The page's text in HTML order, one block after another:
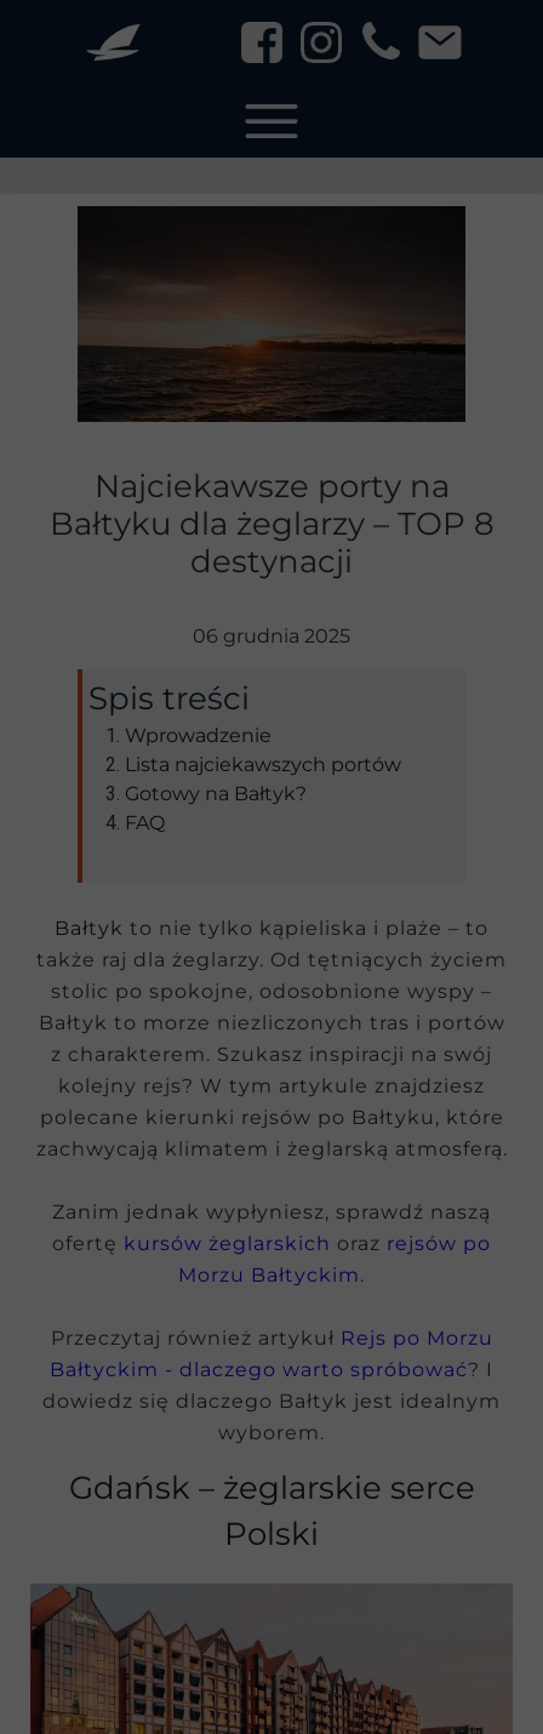
Bałtyk to nie tylko kąpieliska i plaże – to
także raj dla żeglarzy. Od tętniących życiem
stolic po spokojne, odosobnione wyspy –
Bałtyk to morze niezliczonych tras i portów
z charakterem. Szukasz inspiracji na swój
kolejny rejs? W tym artykule znajdziesz
polecane kierunki rejsów po Bałtyku, które
zachwycają klimatem i żeglarską atmosferą.
Zanim jednak wypłyniesz, sprawdź naszą
ofertę kursów żeglarskich oraz rejsów po
Morzu Bałtyckim.
Przeczytaj również artykuł Rejs po Morzu
Bałtyckim - dlaczego warto spróbować? I
dowiedz się dlaczego Bałtyk jest idealnym
wyborem.
Gdańsk – żeglarskie serce
Polski
06 grudnia 2025
Spis treści
Wprowadzenie
Lista najciekawszych portów
Gotowy na Bałtyk?
FAQ
Najciekawsze porty na
Bałtyku dla żeglarzy – TOP 8
destynacji